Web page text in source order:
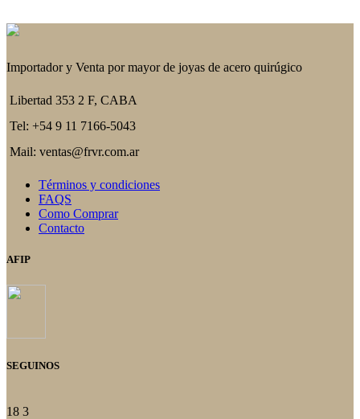
Importador y Venta por mayor de joyas de acero quirúgico
Libertad 353 2 F, CABA
Tel: +54 9 11 7166-5043
Mail: ventas@frvr.com.ar
Términos y condiciones
FAQS
Como Comprar
Contacto
AFIP
SEGUINOS
18 3